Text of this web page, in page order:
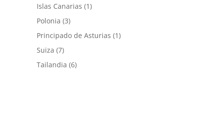
Islas Canarias (1)
Polonia (3)
Principado de Asturias (1)
Suiza (7)
Tailandia (6)